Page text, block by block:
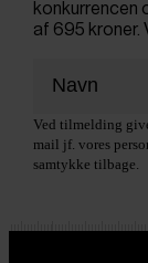
konkurrencen
af 695 kroner.
Ved tilmelding
mail jf. vores
samtykke tilbage.